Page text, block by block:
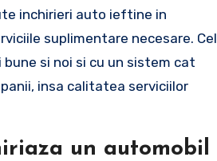
inchirieri auto ieftine in
suplimentare necesare. Cel
si noi si cu un sistem cat
insa calitatea serviciilor
un automobil